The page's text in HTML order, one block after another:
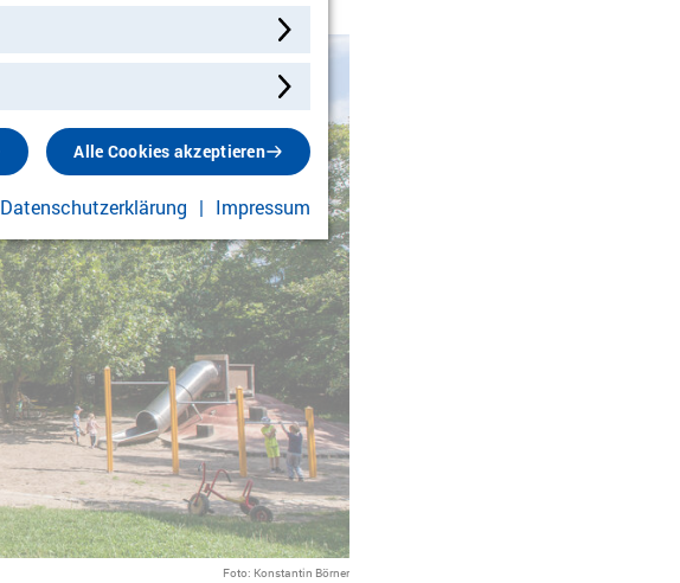
Foto: Konstantin Börner
Alle Cookies akzeptieren
Datenschutzerklärung Impressum